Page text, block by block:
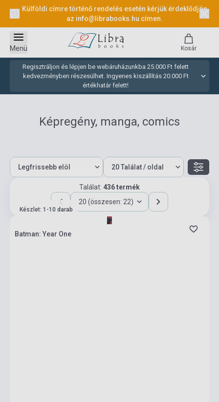
Külföldi címre történő rendelés esetén kérjük érdeklődjön
az info@librabooks.hu címen.
Regisztráljon és lépjen be webáruházunkba 25.000 Ft felett
kedvezményben részesülhet. Ingyenes kiszállítás 20.000 Ft
értékhatár felett!
Menü Kosár
Képregény, manga, comics
Találat: 436 termék
20 (összesen: 22)
Készlet: 1-10 darab
Batman: Year One